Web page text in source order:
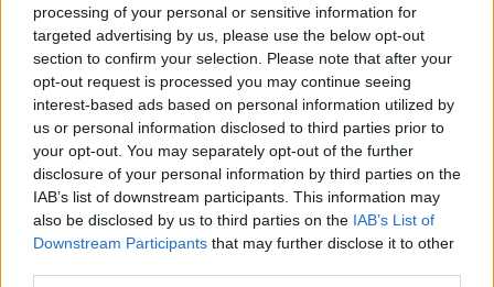
processing of your personal or sensitive information for
targeted advertising by us, please use the below opt-out
section to confirm your selection. Please note that after your
opt-out request is processed you may continue seeing
interest-based ads based on personal information utilized by
us or personal information disclosed to third parties prior to
your opt-out. You may separately opt-out of the further
disclosure of your personal information by third parties on the
IAB’s list of downstream participants. This information may
also be disclosed by us to third parties on the IAB’s List of
Downstream Participants that may further disclose it to other
NYHET